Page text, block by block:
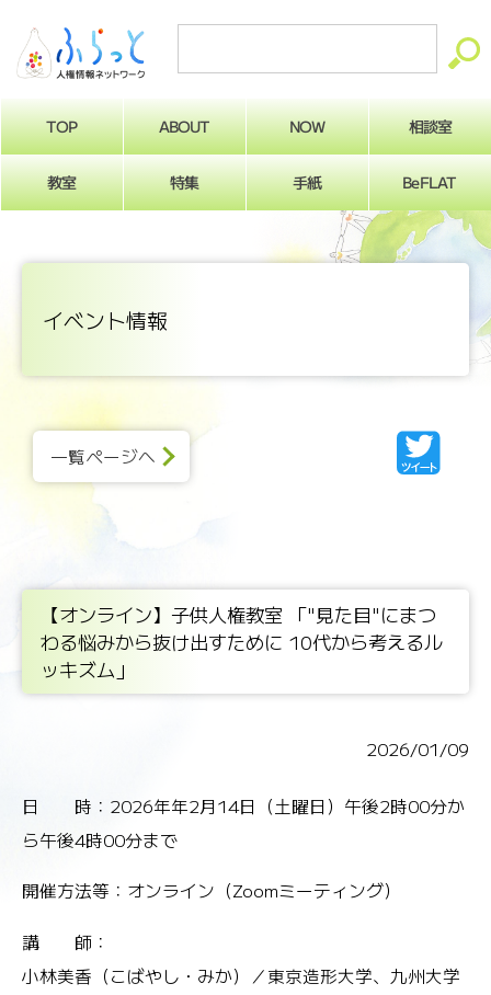
TOP ABOUT NOW 相談室
教室 特集 手紙 BeFLAT
イベント情報
一覧ページへ
【オンライン】子供人権教室 「"見た目"にまつ
わる悩みから抜け出すために 10代から考えるル
ッキズム」
2026/01/09
日 時： 2026年年2月14日（土曜日）午後2時00分か
ら午後4時00分まで
開催方法等： オンライン（Zoomミーティング）
講 師：
小林美香（こばやし・みか）／東京造形大学、九州大学